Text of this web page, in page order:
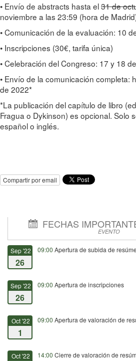
• Envío de abstracts hasta el31 de
noviembre a las 23:59 (hora de
• Comunicación de la evaluación: 10
• Inscripciones (30€, tarifa única)
• Celebración del Congreso: 17 y 18
• Envío de la comunicación completa:
de 2022*
*La publicación del capítulo de libro
Fragua o Dykinson) es opcional. Solo
español o inglés.
Compartir por email
FECHAS
EVENTO
Sep '22
26
09:00 Apertura de subida de
Sep '22
26
09:00 Apertura de inscripciones
Oct '22
1
09:00 Apertura de valoración de
Oct '22 14:00 Cierre de valoración de